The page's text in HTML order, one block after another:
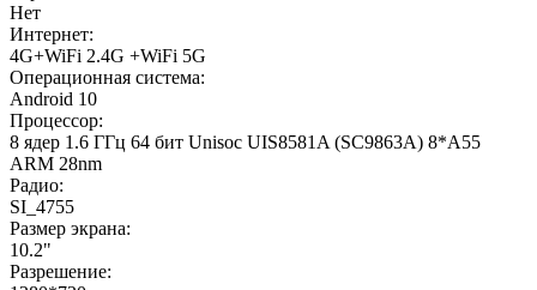
Нет
Интернет:
4G+WiFi 2.4G +WiFi 5G
Операционная система:
Android 10
Процессор:
8 ядер 1.6 ГГц 64 бит Unisoc UIS8581A (SC9863A) 8*A55
ARM 28nm
Радио:
SI_4755
Размер экрана:
10.2"
Разрешение: